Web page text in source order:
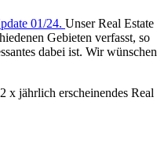
01/24. Unser Real Estate
Gebieten verfasst, so
dabei ist. Wir wünschen
x jährlich erscheinendes Real